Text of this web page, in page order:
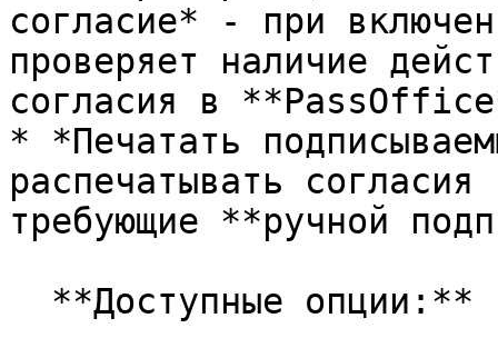
согласие* - при
проверяет наличие
согласия в
* *Печатать
распечатывать
требующие **ручной